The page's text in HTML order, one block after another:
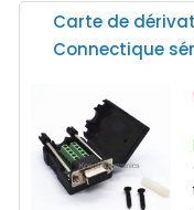
Carte de
Connectique